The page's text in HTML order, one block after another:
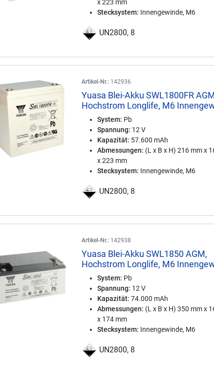
x 223 mm
Stecksystem: Innengewinde, M6
UN2800, 8
Artikel-Nr.: 142936
Yuasa Blei-Akku SWL1800FR
Hochstrom Longlife, M6
System: Pb
Spannung: 12 V
Kapazität: 57.600 mAh
Abmessungen: (L x B x H) 216 mm x
x 223 mm
Stecksystem: Innengewinde, M6
UN2800, 8
Artikel-Nr.: 142938
Yuasa Blei-Akku SWL1850 AGM,
Hochstrom Longlife, M6
System: Pb
Spannung: 12 V
Kapazität: 74.000 mAh
Abmessungen: (L x B x H) 350 mm x
x 174 mm
Stecksystem: Innengewinde, M6
UN2800, 8